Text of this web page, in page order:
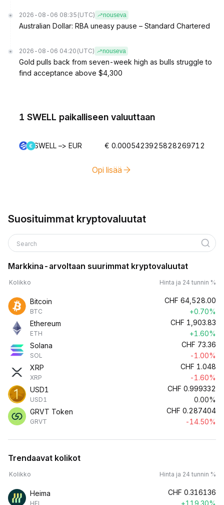
2026-08-06 08:35 (UTC) nouseva
Australian Dollar: RBA uneasy pause – Standard Chartered
2026-08-06 04:20 (UTC) nouseva
Gold pulls back from seven-week high as bulls struggle to
find acceptance above $4,300
1 SWELL paikalliseen valuuttaan
SWELL –> EUR € 0.0005423925828269712
Opi lisää
Suosituimmat kryptovaluutat
Search
Markkina-arvoltaan suurimmat kryptovaluutat
Kolikko Hinta ja 24 tunnin %
Bitcoin
BTC
CHF 64,528.00
+0.70%
Ethereum
ETH
CHF 1,903.83
+1.60%
Solana
SOL
CHF 73.36
-1.00%
XRP
XRP
CHF 1.048
-1.60%
USD1
USD1
CHF 0.999332
0.00%
GRVT Token
GRVT
CHF 0.287404
-14.50%
Trendaavat kolikot
Kolikko Hinta ja 24 tunnin %
Heima
HEI
CHF 0.316136
+119.30%